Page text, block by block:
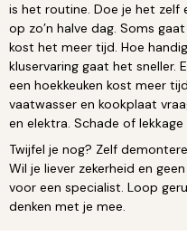
is het routine. Doe je het zelf
op zo’n halve dag. Soms
kost het meer tijd. Hoe
kluservaring gaat het sneller.
een hoekkeuken kost meer
vaatwasser en kookplaat
en elektra. Schade of
Twijfel je nog? Zelf
Wil je liever zekerheid en
voor een specialist. Loop
denken met je mee.